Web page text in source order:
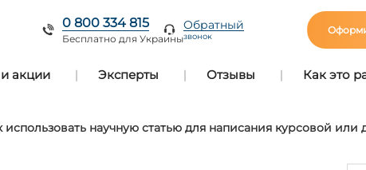
0 800 334 815
Бесплатно для Украины
Обратный
звонок
акции Эксперты Отзывы Как это
использовать научную статью для написания курсовой